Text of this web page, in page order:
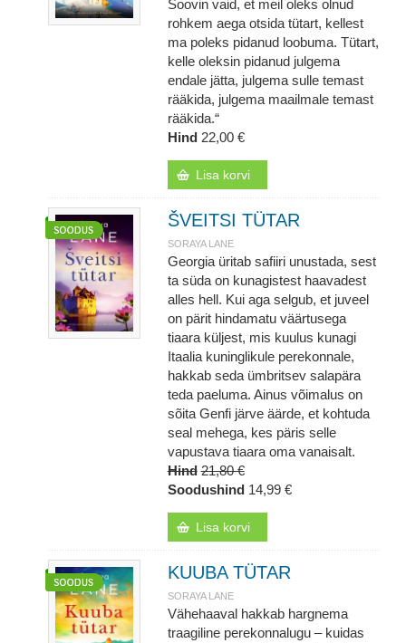
Soovin vaid, et meil oleks olnud
rohkem aega otsida tütart, kellest
ma poleks pidanud loobuma. Tütart,
kelle oleksin pidanud julgema
endale jätta, julgema sulle temast
rääkida, julgema maailmale temast
rääkida.“
Hind 22,00 €
Lisa korvi
ŠVEITSI TÜTAR
SORAYA LANE
Georgia üritab safiiri unustada, sest
ta süda on kunagistest haavadest
alles hell. Kui aga selgub, et juveel
on pärit hindamatu väärtusega
tiaara küljest, mis kuulus kunagi
Itaalia kuninglikule perekonnale,
hakkab seda ümbritsev salapära
teda paeluma. Ainus võimalus on
sõita Genfi järve äärde, et kohtuda
seal mehega, kes päris selle
vapustava tiaara oma vanaisalt.
Hind 21,80 €
Soodushind 14,99 €
Lisa korvi
KUUBA TÜTAR
SORAYA LANE
Vähehaaval hakkab hargnema
traagiline perekonnalugu – kuidas